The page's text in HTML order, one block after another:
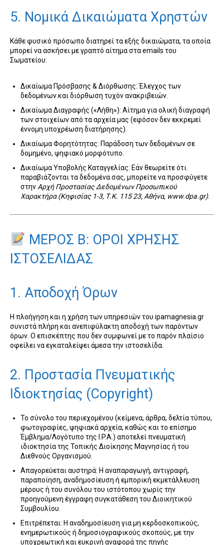
5. Νομικά Δικαιώματα Χρηστών
Κάθε φυσικό πρόσωπο διατηρεί τα εξής δικαιώματα, τα οποία
μπορεί να ασκήσει με γραπτό αίτημα στα emails του
Σωματείου:
Δικαίωμα Πρόσβασης & Διόρθωσης: Έλεγχος των
δεδομένων και διόρθωση τυχόν ανακριβειών.
Δικαίωμα Διαγραφής («Λήθη»): Αίτημα για ολική διαγραφή
των στοιχείων από τα αρχεία μας (εφόσον δεν εκκρεμεί
έννομη υποχρέωση διατήρησης).
Δικαίωμα Φορητότητας: Παράδοση των δεδομένων σε
δομημένο, ψηφιακό μορφότυπο.
Δικαίωμα Υποβολής Καταγγελίας: Εάν θεωρείτε ότι
παραβιάζονται τα δεδομένα σας, μπορείτε να προσφύγετε
στηνΑρχή Προστασίας Δεδομένων Προσωπικού
Χαρακτήρα (Κηφισίας 1-3, Τ.Κ. 115 23, Αθήνα, www.dpa.gr).
ΜΕΡΟΣ Β: ΟΡΟΙ ΧΡΗΣΗΣ
ΙΣΤΟΣΕΛΙΔΑΣ
1. Αποδοχή Όρων
Η πλοήγηση και η χρήση των υπηρεσιών του ipamagnesia.gr
συνιστά πλήρη και ανεπιφύλακτη αποδοχή των παρόντων
όρων. Ο επισκέπτης που δεν συμφωνεί με το παρόν πλαίσιο
οφείλει να εγκαταλείψει άμεσα την ιστοσελίδα.
2. Προστασία Πνευματικής
Ιδιοκτησίας (Copyright)
Το σύνολο του περιεχομένου (κείμενα, άρθρα, δελτία τύπου,
φωτογραφίες, ψηφιακά αρχεία, καθώς και το επίσημο
Έμβλημα/Λογότυπο της I.P.A.) αποτελεί πνευματική
ιδιοκτησία της Τοπικής Διοίκησης Μαγνησίας ή του
Διεθνούς Οργανισμού.
Απαγορεύεται αυστηρά: Η αναπαραγωγή, αντιγραφή,
παραποίηση, αναδημοσίευση ή εμπορική εκμετάλλευση
μέρους ή του συνόλου του ιστότοπου χωρίς την
προηγούμενη έγγραφη συγκατάθεση του Διοικητικού
Συμβουλίου.
Επιτρέπεται: Η αναδημοσίευση για μη κερδοσκοπικούς,
ενημερωτικούς ή δημοσιογραφικούς σκοπούς, με την
υποχρεωτική και ευκρινή αναφορά της πηγής